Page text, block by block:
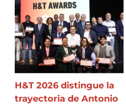
H&T 2026 distingue la
trayectoria de Antonio